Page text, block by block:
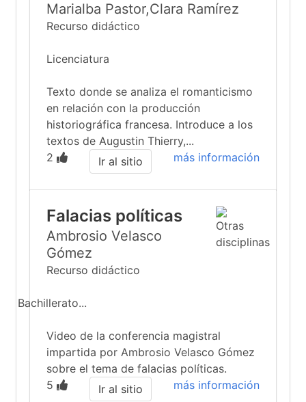
Marialba Pastor,Clara Ramírez
Recurso didáctico
Licenciatura
Texto donde se analiza el romanticismo
en relación con la producción
historiográfica francesa. Introduce a los
textos de Augustin Thierry,...
2
más información
Ir al sitio
Falacias políticas
Ambrosio Velasco
Gómez
Recurso didáctico
Bachillerato...
Video de la conferencia magistral
impartida por Ambrosio Velasco Gómez
sobre el tema de falacias políticas.
5
más información
Ir al sitio